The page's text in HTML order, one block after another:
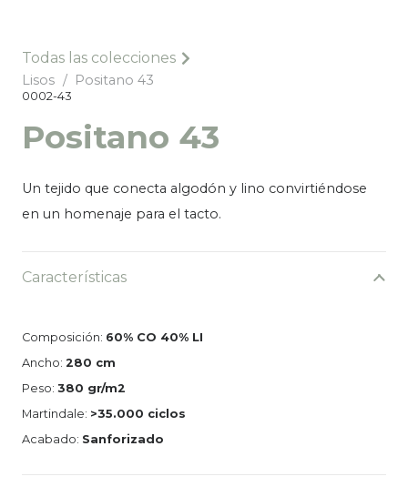
Todas las colecciones
Lisos / Positano 43
0002-43
Positano 43
Un tejido que conecta algodón y lino convirtiéndose
en un homenaje para el tacto.
Características
Composición: 60% CO 40% LI
Ancho: 280 cm
Peso: 380 gr/m2
Martindale: >35.000 ciclos
Acabado: Sanforizado